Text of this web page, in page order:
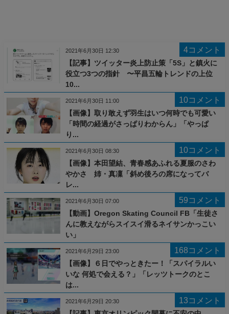
4コメント
【記事】ツイッター炎上防止策「5S」と鎮火に
役立つ3つの指針 〜平昌五輪トレンドの上位
10...
2021年6月30日 12:30
10コメント
【画像】取り敢えず羽生はいつ何時でも可愛い
「時間の経過がさっぱりわからん」「やっぱ
り...
2021年6月30日 11:00
10コメント
【画像】本田望結、青春感あふれる夏服のさわ
やかさ 姉・真凜「斜め後ろの席になってバ
レ...
2021年6月30日 08:30
59コメント
【動画】Oregon Skating Council FB「生徒さ
んに教えながらスイスイ滑るネイサンかっこい
い」
2021年6月30日 07:00
168コメント
【画像】６日でやっときたー！「スパイラルい
いな 何処で会える？」「レッツトークのとこ
は...
2021年6月29日 23:00
13コメント
2021年6月29日 20:30